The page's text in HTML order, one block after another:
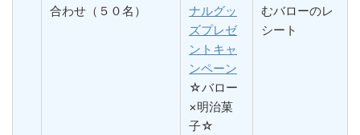
合わせ（５０名）
ナルグッ
ズプレゼ
ントキャ
ンペーン
☆バロー
×明治菓
子☆
むバローのレ
シート